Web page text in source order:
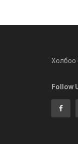
Холбоо
Follow